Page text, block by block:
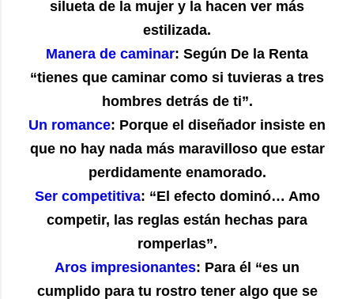
silueta de la mujer y la hacen ver más
estilizada.
Manera de caminar: Según De la Renta
“tienes que caminar como si tuvieras a tres
hombres detrás de ti”.
Un romance: Porque el diseñador insiste en
que no hay nada más maravilloso que estar
perdidamente enamorado.
Ser competitiva: “El efecto dominó… Amo
competir, las reglas están hechas para
romperlas”.
Aros impresionantes: Para él “es un
cumplido para tu rostro tener algo que se